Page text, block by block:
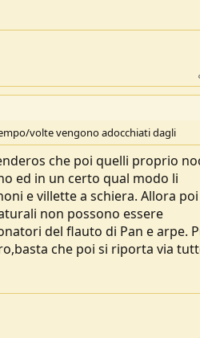
volte vengono adocchiati dagli
che poi quelli proprio
ed in un certo qual modo li
e villette a schiera. Allora
non possono essere
del flauto di Pan e arpe.
che poi si riporta via